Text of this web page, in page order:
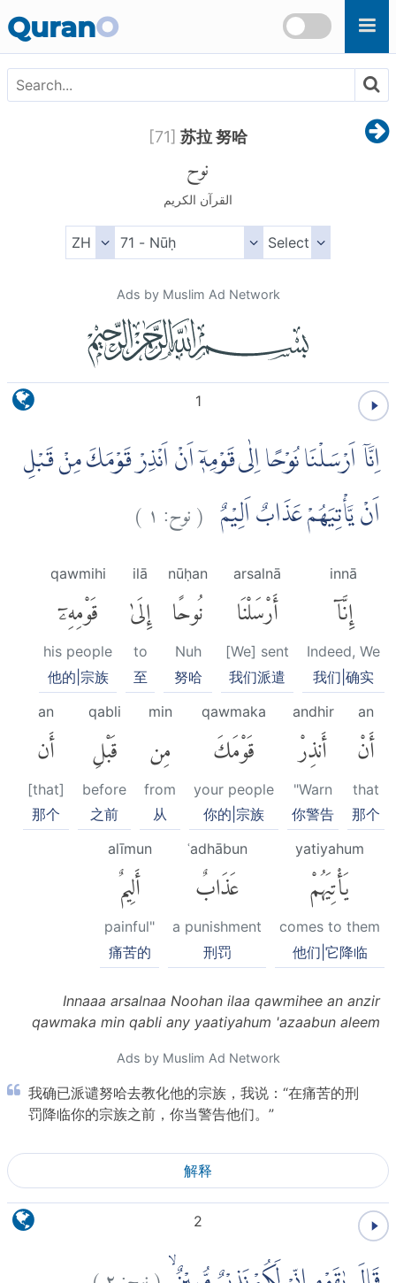
QuranO
[71] 苏拉 努哈
نوح
القرآن الكريم
Ads by Muslim Ad Network
1
اِنَّآ اَرْسَلْنَا نُوْحًا اِلٰى قَوْمِهٖٓ اَنْ اَنْذِرْ قَوْمَكَ مِنْ قَبْلِ
اَنْ يَّأْتِيَهُمْ عَذَابٌ اَلِيْمٌ (نوح: ١ )
innā
إِنَّآ
Indeed, We
我们|确实
arsalnā
أَرْسَلْنَا
[We] sent
我们派遣
nūḥan
نُوحًا
Nuh
努哈
ilā
إِلَىٰ
to
至
qawmihi
قَوْمِهِۦٓ
his people
他的|宗族
an
أَنْ
that
那个
andhir
أَنذِرْ
"Warn
你警告
qawmaka
قَوْمَكَ
your people
你的|宗族
min
مِن
from
从
qabli
قَبْلِ
before
之前
an
أَن
[that]
那个
yatiyahum
يَأْتِيَهُمْ
comes to them
他们|它降临
ʿadhābun
عَذَابٌ
a punishment
刑罚
alīmun
أَلِيمٌ
painful"
痛苦的
Innaaa arsalnaa Noohan ilaa qawmihee an anzir
qawmaka min qabli any yaatiyahum 'azaabun aleem
Ads by Muslim Ad Network
我确已派谴努哈去教化他的宗族，我说：“在痛苦的刑
罚降临你的宗族之前，你当警告他们。”
解释
2